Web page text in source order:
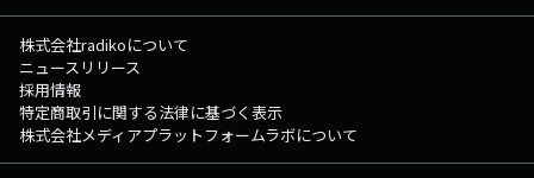
株式会社radikoについて
ニュースリリース
採用情報
特定商取引に関する法律に基づく表示
株式会社メディアプラットフォームラボについて